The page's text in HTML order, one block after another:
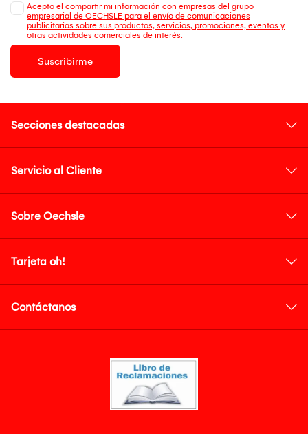
Acepto el compartir mi información con empresas del grupo
empresarial de OECHSLE para el envío de comunicaciones
publicitarias sobre sus productos, servicios, promociones, eventos y
otras actividades comerciales de interés.
Suscribirme
Secciones destacadas
Servicio al Cliente
Sobre Oechsle
Tarjeta oh!
Contáctanos